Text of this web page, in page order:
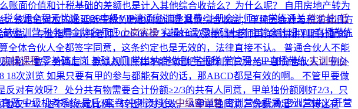
税务师全程无忧班2026中级VIP速通密训班退费·注册会计师VIP学练通关性价比·低
前密训营税务师金牌名师班上岗实操实操好课零基础上岗主管会计班VIP直播带练
实操课程零基础上岗 基础入门学出纳学做账学报税学管理VIP直播带练实训中心
真题中级机考系统最后3套卷冲刺资料包中级密训营密训营免费场密训营讲义开营
账面价值和计税基础的差额也是计入其他综合收益么？为什么呢？
自用房地产转为
该增值对应的递延所得税负债也对应调整其他综合收益；单纯因会计与税法折旧方
收益。专业指导-小纯老师2026-08-07 14:0846次浏览请老师再详细讲讲利润分配的
体合伙人全都签字同意，这条约定也是无效的，法律直接不认。 普通合伙人不能
松一截，分两层 1. 默认规则照样不能约定把全部利润只分给一部分合伙人 2. 例外
18次浏览 如果只要有甲的参与都能有效的话，那ABCD都是有效的啊。 不管甲要做
反对有效呀？ 处分共有物需要合计份额≥2/3的共有人同意，甲单独份额刚好2/3，只
仅1/3，达不到法定比例，转让行为无效。 A甲单独同意，份额满足2/3，转让有